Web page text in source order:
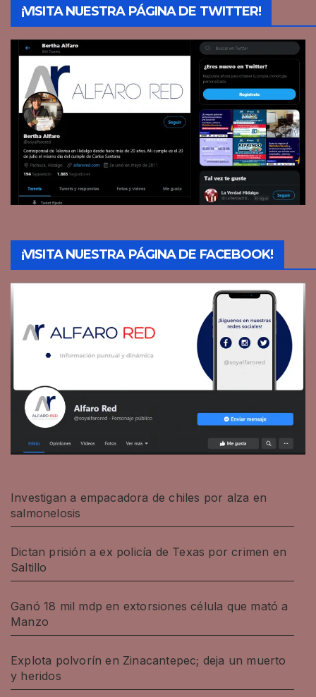
¡VISITA NUESTRA PÁGINA DE TWITTER!
¡VISITA NUESTRA PÁGINA DE FACEBOOK!
Investigan a empacadora de chiles por alza en
salmonelosis
Dictan prisión a ex policía de Texas por crimen en
Saltillo
Ganó 18 mil mdp en extorsiones célula que mató a
Manzo
Explota polvorín en Zinacantepec; deja un muerto
y heridos